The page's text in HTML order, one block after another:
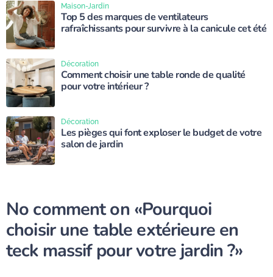
Top 5 des marques de ventilateurs
rafraîchissants pour survivre à la canicule cet été
Maison-Jardin
Comment choisir une table ronde de qualité
pour votre intérieur ?
Décoration
Les pièges qui font exploser le budget de votre
salon de jardin
Décoration
No comment on «Pourquoi
choisir une table extérieure en
teck massif pour votre jardin ?»